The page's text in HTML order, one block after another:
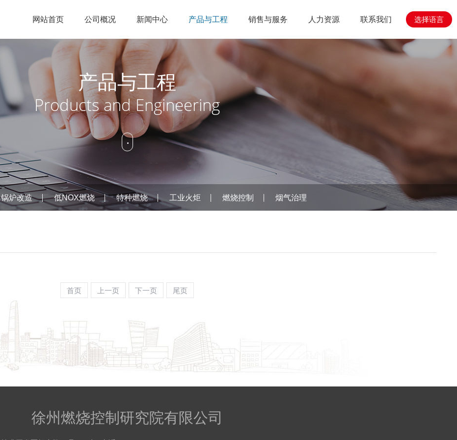
网站首页 公司概况
企业简介
科研实力
企业文化
资质荣誉
公司概况
新闻中心
公司新闻
行业资讯
新闻中心
产品与工程
节能点火
锅炉改造
低NOX燃烧
特种燃烧
工业火炬
燃烧控制
烟气治理
产品与工程
销售与服务
销售网络
人力资源
人才理念
联系我们 选择语言
产品与工程
Products and Engineering
锅炉改造 低NOX燃烧 特种燃烧 工业火炬 燃烧控制 烟气治理
首页 上一页 下一页 尾页
徐州燃烧控制研究院有限公司